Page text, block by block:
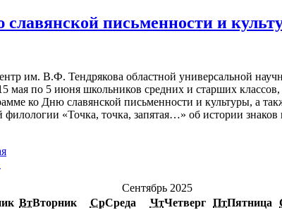
письменности и
им. В.Ф. Тендрякова областной универсальной
мая по 5 июня школьников средних и старших
ко Дню славянской письменности и культуры, а
филологии «Точка, точка, запятая…» об истории
Сентябрь 2025
ВтВторник СрСреда ЧтЧетверг ПтПятница